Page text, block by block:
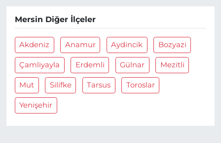
Mersin Diğer İlçeler
Akdeniz Anamur Aydincik Bozyazi
Çamliyayla Erdemli Gülnar Mezitli
Mut Silifke Tarsus Toroslar
Yenişehir